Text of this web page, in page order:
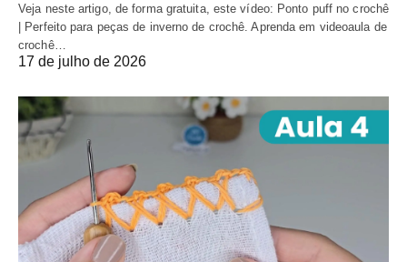
Veja neste artigo, de forma gratuita, este vídeo: Ponto puff no crochê
| Perfeito para peças de inverno de crochê. Aprenda em videoaula de
crochê…
17 de julho de 2026